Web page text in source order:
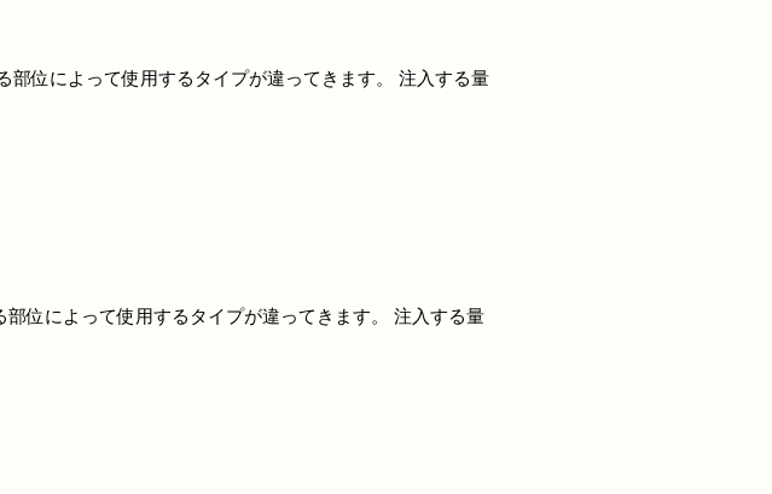
部位によって使用するタイプが違ってきます。 注入する量
部位によって使用するタイプが違ってきます。 注入する量